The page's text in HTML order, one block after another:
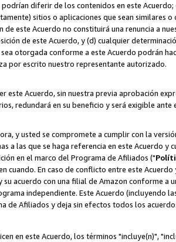
diferir de los contenidos en este
sitios o aplicaciones que sean similares
de este Acuerdo no constituirá una renuncia a
de este Acuerdo, y (d) cualquier
otorgada conforme a este Acuerdo podrán
por escrito nuestro representante autorizado.
este Acuerdo, sin nuestra previa aprobación
redundará en su beneficio y será exigible
y usted se compromete a cumplir con la
a las que se haga referencia en este Acuerdo
en el marco del Programa de Afiliados ("
cuando. En caso de conflicto entre este
su acuerdo con una filial de Amazon conforme
independiente. Este Acuerdo (incluyendo
de Afiliados y deja sin efectos todos los
en este Acuerdo, los términos "incluye(n)",